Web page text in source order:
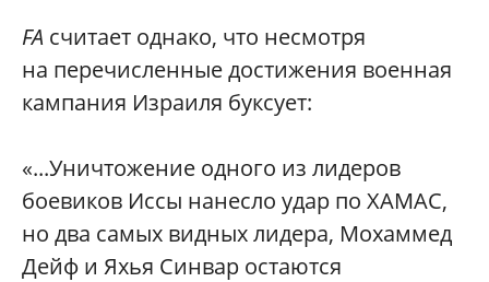
FA считает однако, что несмотря
на перечисленные достижения военная
кампания Израиля буксует:
«...Уничтожение одного из лидеров
боевиков Иссы нанесло удар по ХАМАС,
но два самых видных лидера, Мохаммед
Дейф и Яхья Синвар остаются